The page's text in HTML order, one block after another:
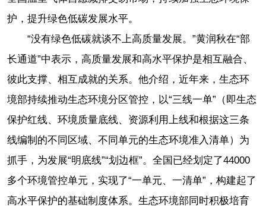
护，提升绿色低碳发展水平。
“没有绿色低碳就谈不上高质量发展。”黄润秋在“部
长通道”中表示，高质量发展和高水平保护是相互融合、
彼此支撑、相互成就的关系。他介绍，近年来，生态环
境部持续推动生态环境分区管控，以“三线一单”（即生态
保护红线、环境质量底线、资源利用上线和根据这三条
线编制的不同区域、不同单元的生态环境准入清单）为
抓手，为发展“明底线”“划边框”。全国已经划定了44000
多个环境管控单元，实现了“一单元、一清单”，构建起了
高水平保护的基础制度体系。生态环境部同时积极培育